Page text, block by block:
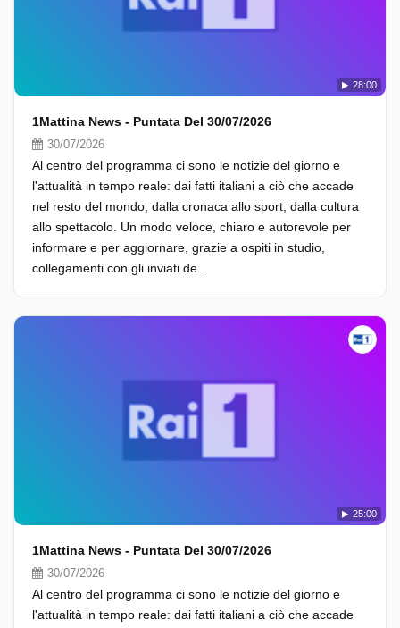
28:00
1Mattina News - Puntata Del 30/07/2026
30/07/2026
Al centro del programma ci sono le notizie del giorno e
l'attualità in tempo reale: dai fatti italiani a ciò che accade
nel resto del mondo, dalla cronaca allo sport, dalla cultura
allo spettacolo. Un modo veloce, chiaro e autorevole per
informare e per aggiornare, grazie a ospiti in studio,
collegamenti con gli inviati de...
25:00
1Mattina News - Puntata Del 30/07/2026
30/07/2026
Al centro del programma ci sono le notizie del giorno e
l'attualità in tempo reale: dai fatti italiani a ciò che accade